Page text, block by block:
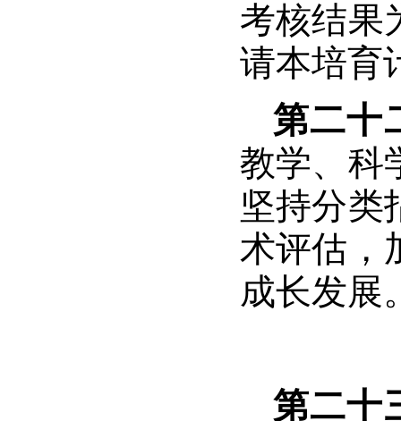
考核结果
请本培育
第二十
教学、科
坚持分类
术评估，
成长发展
第二十